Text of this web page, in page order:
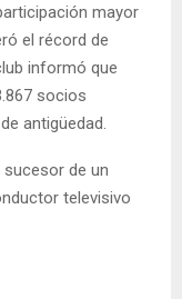
mayor
el récord de
informó que
socios
antigüedad.
de un
televisivo